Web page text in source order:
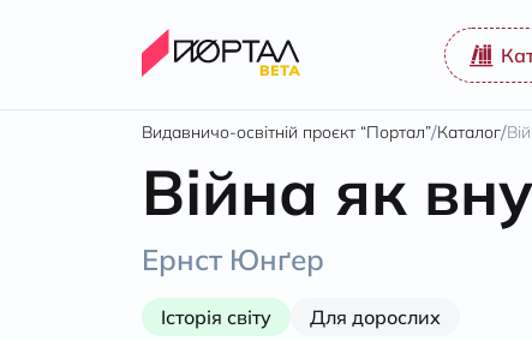
Видавничо-освітній проєкт “Портал”/Каталог/
Війна як
Ернст Юнґер
Історія світу Для дорослих